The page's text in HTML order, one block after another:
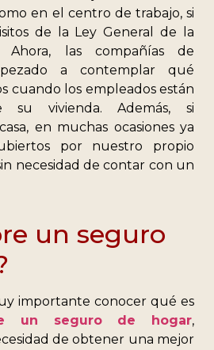
en el centro de trabajo, si
de la Ley General de la
Ahora, las compañías de
a contemplar qué
cuando los empleados están
su vivienda. Además, si
en muchas ocasiones ya
por nuestro propio
necesidad de contar con un
un seguro
importante conocer qué es
un seguro de hogar,
de obtener una mejor